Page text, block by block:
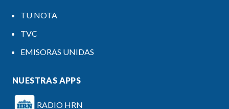
TU NOTA
TVC
EMISORAS UNIDAS
NUESTRAS APPS
RADIO HRN